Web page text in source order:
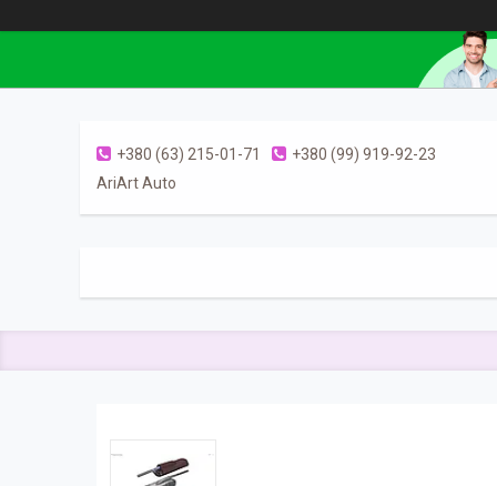
+380 (63) 215-01-71
+380 (99) 919-92-23
AriArt Auto